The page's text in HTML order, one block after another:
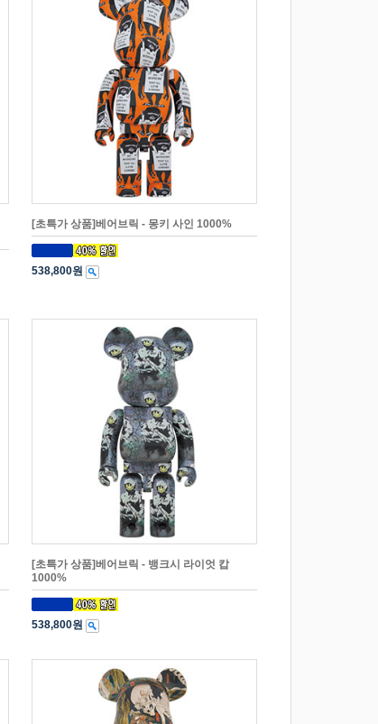
[초특가 상품]베어브릭 - 몽키 사인 1000%
538,800원
[초특가 상품]베어브릭 - 뱅크시 라이엇 캅
1000%
538,800원